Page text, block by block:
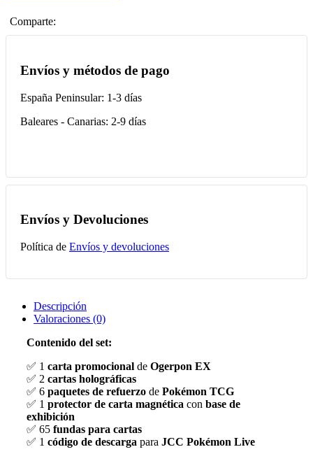
Comparte:
Envíos y métodos de pago
España Peninsular: 1-3 días
Baleares - Canarias: 2-9 días
Envíos y Devoluciones
Política de Envíos y devoluciones
Descripción
Valoraciones (0)
Contenido del set:
✅ 1 carta promocional de Ogerpon EX
✅ 2 cartas holográficas
✅ 6 paquetes de refuerzo de Pokémon TCG
✅ 1 protector de carta magnética con base de
exhibición
✅ 65 fundas para cartas
✅ 1 código de descarga para JCC Pokémon Live